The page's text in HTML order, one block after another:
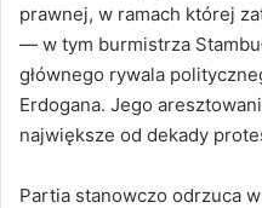
prawnej, w ramach której
— w tym burmistrza
głównego rywala
Erdogana. Jego
największe od dekady
Partia stanowczo odrzuca